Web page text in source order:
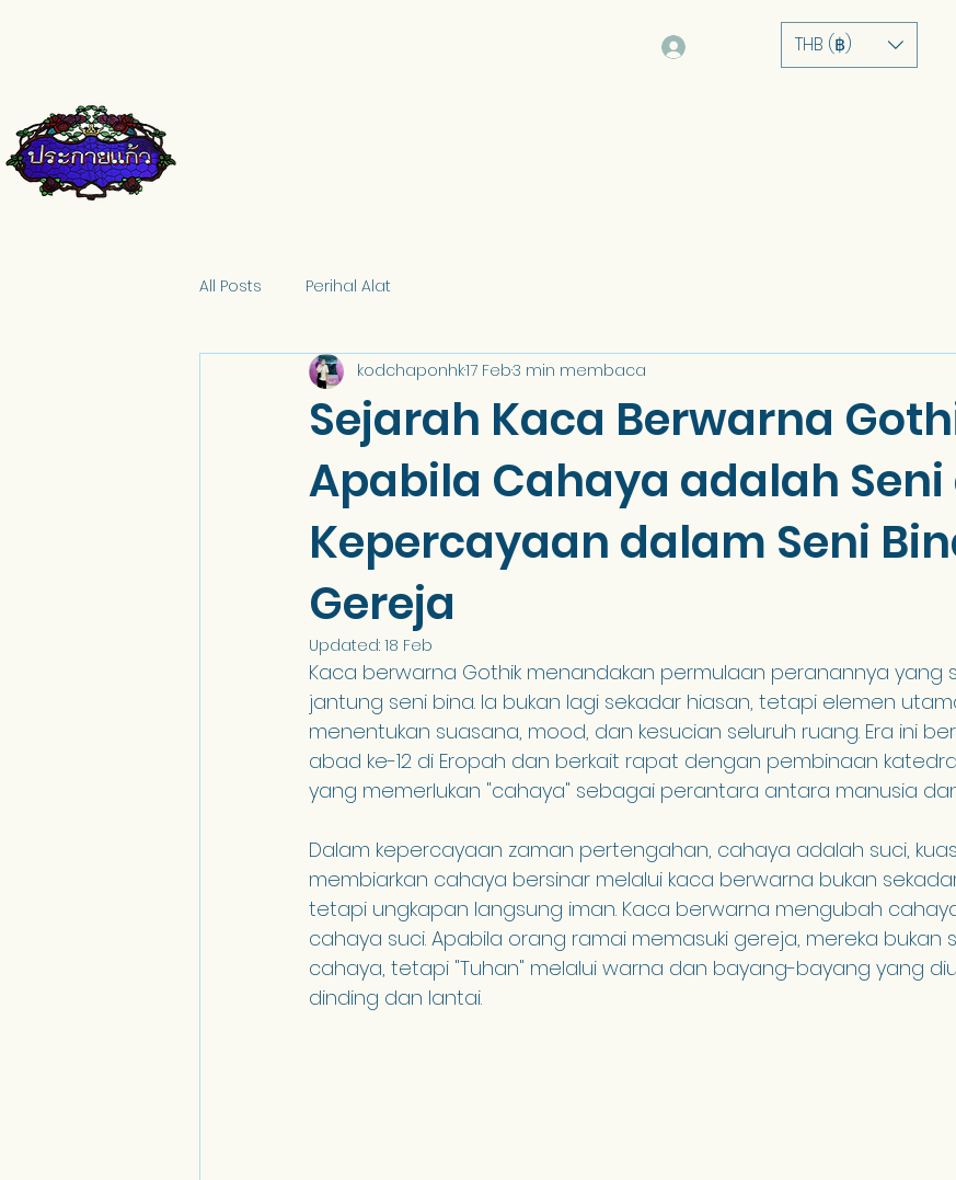
THB (฿)
All Posts Perihal Alat
Sejarah Kaca Berwarna
Apabila Cahaya adalah
Kepercayaan dalam Seni
Gereja
kodchaponhk17 Feb3 min membaca
Updated: 18 Feb
Kaca berwarna Gothik menandakan permulaan peranannya yang
jantung seni bina. Ia bukan lagi sekadar hiasan, tetapi elemen
menentukan suasana, mood, dan kesucian seluruh ruang. Era ini
abad ke-12 di Eropah dan berkait rapat dengan pembinaan
yang memerlukan "cahaya" sebagai perantara antara manusia
Dalam kepercayaan zaman pertengahan, cahaya adalah suci,
membiarkan cahaya bersinar melalui kaca berwarna bukan
tetapi ungkapan langsung iman. Kaca berwarna mengubah
cahaya suci. Apabila orang ramai memasuki gereja, mereka bukan
cahaya, tetapi "Tuhan" melalui warna dan bayang-bayang yang
dinding dan lantai.